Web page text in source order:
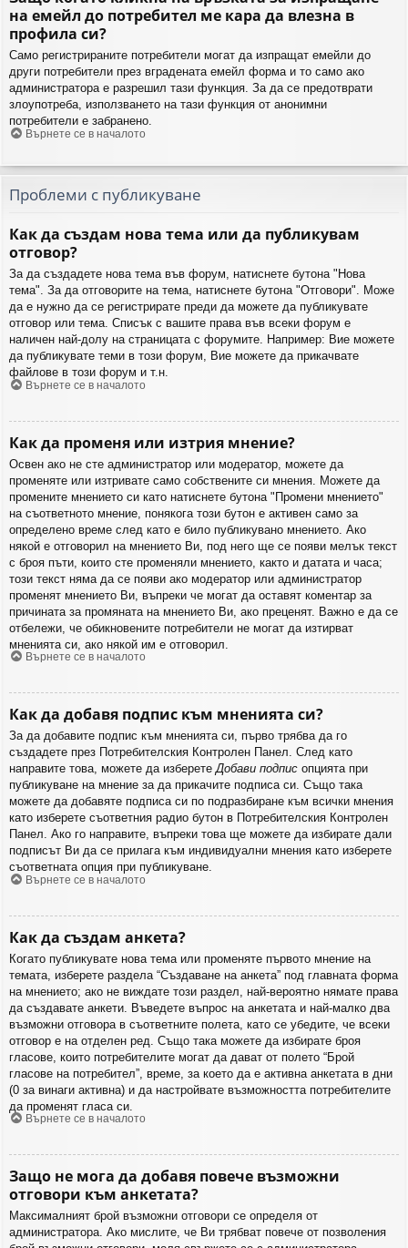
на емейл до потребител ме кара да влезна в
профила си?
Само регистрираните потребители могат да изпращат емейли до
други потребители през вградената емейл форма и то само ако
администратора е разрешил тази функция. За да се предотврати
злоупотреба, използването на тази функция от анонимни
потребители е забранено.
Върнете се в началото
Проблеми с публикуване
Как да създам нова тема или да публикувам
отговор?
За да създадете нова тема във форум, натиснете бутона "Нова
тема". За да отговорите на тема, натиснете бутона "Отговори". Може
да е нужно да се регистрирате преди да можете да публикувате
отговор или тема. Списък с вашите права във всеки форум е
наличен най-долу на страницата с форумите. Например: Вие можете
да публикувате теми в този форум, Вие можете да прикачвате
файлове в този форум и т.н.
Върнете се в началото
Как да променя или изтрия мнение?
Освен ако не сте администратор или модератор, можете да
променяте или изтривате само собствените си мнения. Можете да
промените мнението си като натиснете бутона "Промени мнението"
на съответното мнение, понякога този бутон е активен само за
определено време след като е било публикувано мнението. Ако
някой е отговорил на мнението Ви, под него ще се появи мелък текст
с броя пъти, които сте променяли мнението, както и датата и часа;
този текст няма да се появи ако модератор или администратор
променят мнението Ви, въпреки че могат да оставят коментар за
причината за промяната на мнението Ви, ако преценят. Важно е да се
отбележи, че обикновените потребители не могат да изтирват
мненията си, ако някой им е отговорил.
Върнете се в началото
Как да добавя подпис към мненията си?
За да добавите подпис към мненията си, първо трябва да го
създадете през Потребителския Контролен Панел. След като
направите това, можете да изберетеДобави подпис опцията при
публикуване на мнение за да прикачите подписа си. Също така
можете да добавяте подписа си по подразбиране към всички мнения
като изберете съответния радио бутон в Потребителския Контролен
Панел. Ако го направите, въпреки това ще можете да избирате дали
подписът Ви да се прилага към индивидуални мнения като изберете
съответната опция при публикуване.
Върнете се в началото
Как да създам анкета?
Когато публикувате нова тема или променяте първото мнение на
темата, изберете раздела “Създаване на анкета” под главната форма
на мнението; ако не виждате този раздел, най-вероятно нямате права
да създавате анкети. Въведете въпрос на анкетата и най-малко два
възможни отговора в съответните полета, като се убедите, че всеки
отговор е на отделен ред. Също така можете да избирате броя
гласове, които потребителите могат да дават от полето “Брой
гласове на потребител”, време, за което да е активна анкетата в дни
(0 за винаги активна) и да настройвате възможността потребителите
да променят гласа си.
Върнете се в началото
Защо не мога да добавя повече възможни
отговори към анкетата?
Максималният брой възможни отговори се определя от
администратора. Ако мислите, че Ви трябват повече от позволения